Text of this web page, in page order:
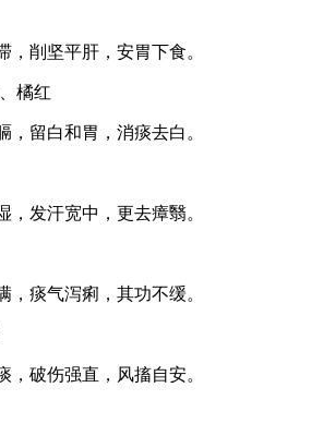
，削坚平肝，安胃下食。
橘红
，留白和胃，消痰去白。
，发汗宽中，更去瘴翳。
，痰气泻痢，其功不缓。
，破伤强直，风搐自安。